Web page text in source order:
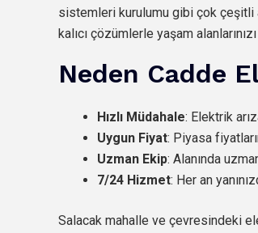
sistemleri kurulumu gibi çok çeşitli
kalıcı çözümlerle yaşam
Neden Cadde
Hızlı Müdahale: Elektrik
Uygun Fiyat: Piyasa
Uzman Ekip: Alanında
7/24 Hizmet: Her an
Salacak mahalle ve çevresindeki